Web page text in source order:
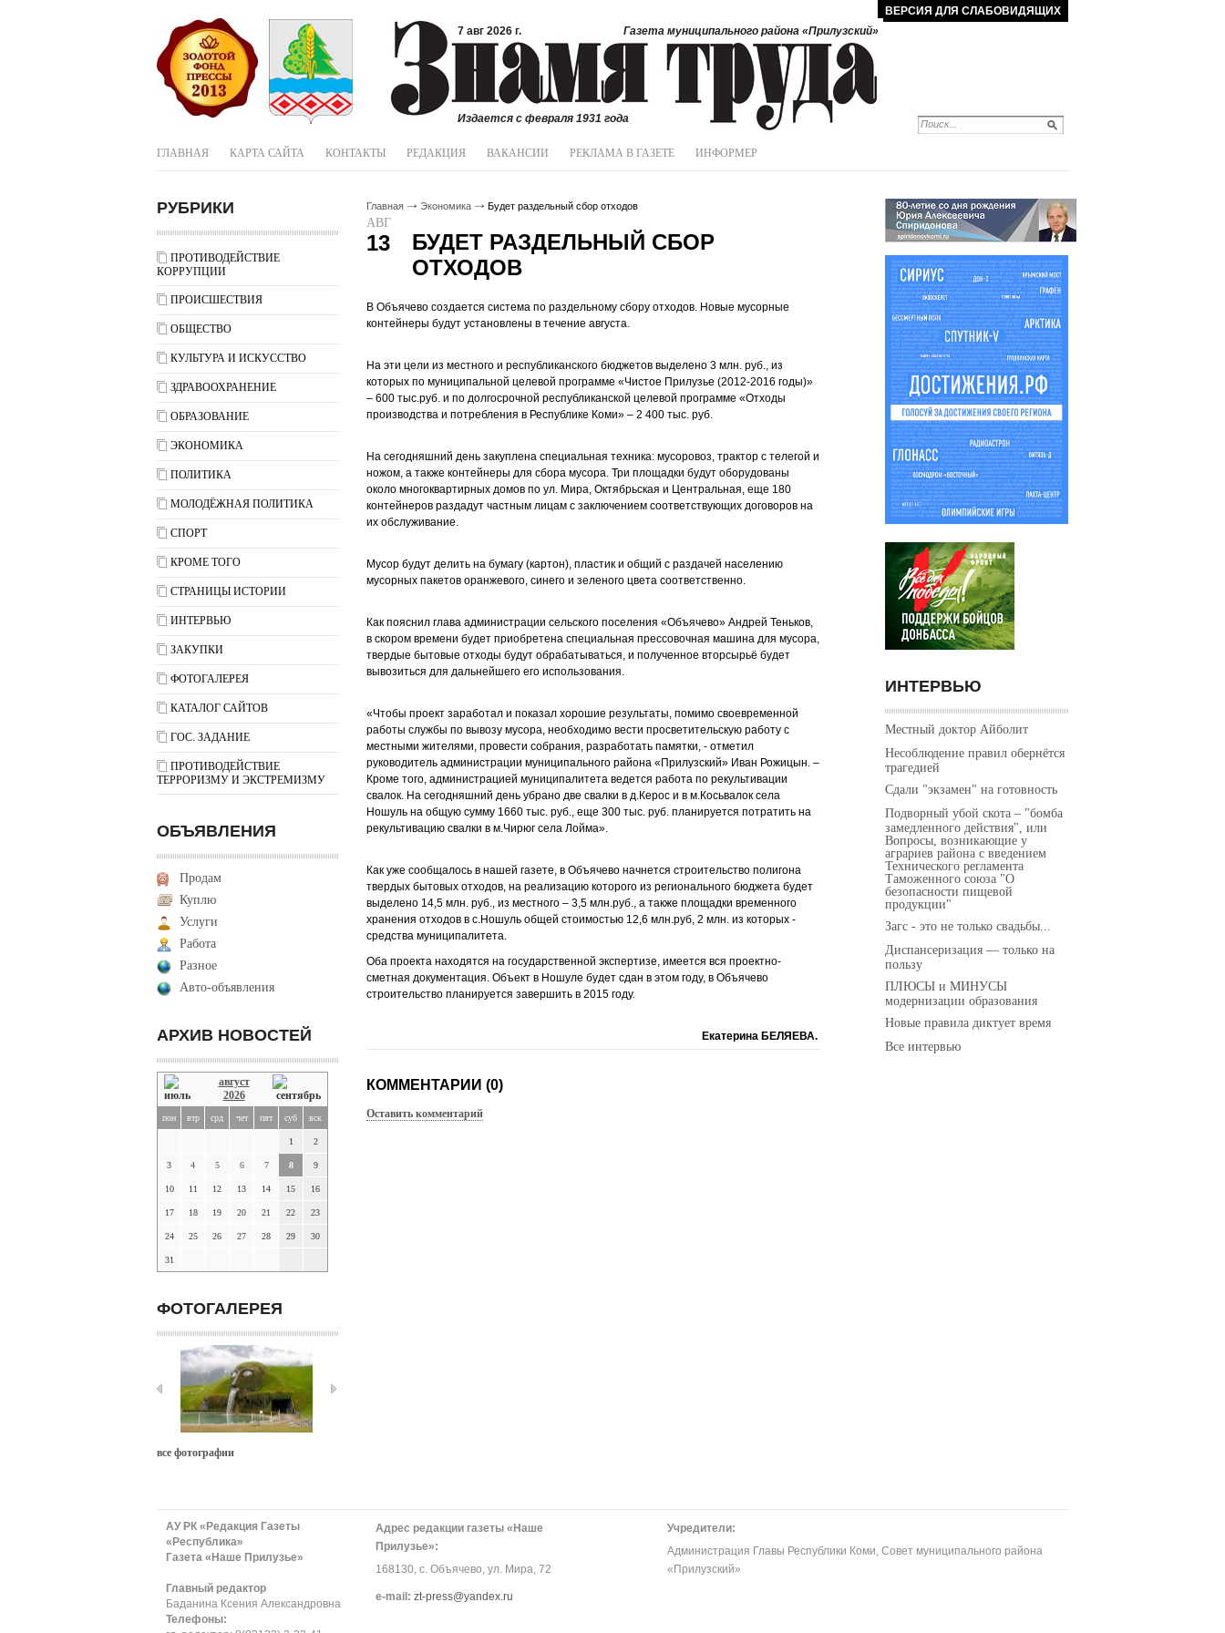
ВЕРСИЯ ДЛЯ СЛАБОВИДЯЩИХ
7 авг 2026 г.
Газета муниципального района «Прилузский»
Издается с февраля 1931 года
ГЛАВНАЯ КАРТА САЙТА КОНТАКТЫ РЕДАКЦИЯ ВАКАНСИИ РЕКЛАМА В ГАЗЕТЕ ИНФОРМЕР
РУБРИКИ
ПРОТИВОДЕЙСТВИЕ
КОРРУПЦИИ
ПРОИСШЕСТВИЯ
ОБЩЕСТВО
КУЛЬТУРА И ИСКУССТВО
ЗДРАВООХРАНЕНИЕ
ОБРАЗОВАНИЕ
ЭКОНОМИКА
ПОЛИТИКА
МОЛОДЁЖНАЯ ПОЛИТИКА
СПОРТ
КРОМЕ ТОГО
СТРАНИЦЫ ИСТОРИИ
ИНТЕРВЬЮ
ЗАКУПКИ
ФОТОГАЛЕРЕЯ
КАТАЛОГ САЙТОВ
ГОС. ЗАДАНИЕ
ПРОТИВОДЕЙСТВИЕ
ТЕРРОРИЗМУ И ЭКСТРЕМИЗМУ
ОБЪЯВЛЕНИЯ
Продам
Куплю
Услуги
Работа
Разное
Авто-объявления
АРХИВ НОВОСТЕЙ
август
2026
пон втр срд чет пят суб вск
1 2
3 4 5 6 7 8 9
10 11 12 13 14 15 16
17 18 19 20 21 22 23
24 25 26 27 28 29 30
31
ФОТОГАЛЕРЕЯ
все фотографии
Главная Экономика Будет раздельный сбор отходов
АВГ
13
БУДЕТ РАЗДЕЛЬНЫЙ СБОР
ОТХОДОВ
В Объячево создается система по раздельному сбору отходов. Новые мусорные
контейнеры будут установлены в течение августа.
На эти цели из местного и республиканского бюджетов выделено 3 млн. руб., из
которых по муниципальной целевой программе «Чистое Прилузье (2012-2016 годы)»
– 600 тыс.руб. и по долгосрочной республиканской целевой программе «Отходы
производства и потребления в Республике Коми» – 2 400 тыс. руб.
На сегодняшний день закуплена специальная техника: мусоровоз, трактор с телегой и
ножом, а также контейнеры для сбора мусора. Три площадки будут оборудованы
около многоквартирных домов по ул. Мира, Октябрьская и Центральная, еще 180
контейнеров раздадут частным лицам с заключением соответствующих договоров на
их обслуживание.
Мусор будут делить на бумагу (картон), пластик и общий с раздачей населению
мусорных пакетов оранжевого, синего и зеленого цвета соответственно.
Как пояснил глава администрации сельского поселения «Объячево» Андрей Теньков,
в скором времени будет приобретена специальная прессовочная машина для мусора,
твердые бытовые отходы будут обрабатываться, и полученное вторсырьё будет
вывозиться для дальнейшего его использования.
«Чтобы проект заработал и показал хорошие результаты, помимо своевременной
работы службы по вывозу мусора, необходимо вести просветительскую работу с
местными жителями, провести собрания, разработать памятки, - отметил
руководитель администрации муниципального района «Прилузский» Иван Рожицын. –
Кроме того, администрацией муниципалитета ведется работа по рекультивации
свалок. На сегодняшний день убрано две свалки в д.Керос и в м.Косьвалок села
Ношуль на общую сумму 1660 тыс. руб., еще 300 тыс. руб. планируется потратить на
рекультивацию свалки в м.Чирюг села Лойма».
Как уже сообщалось в нашей газете, в Объячево начнется строительство полигона
твердых бытовых отходов, на реализацию которого из регионального бюджета будет
выделено 14,5 млн. руб., из местного – 3,5 млн.руб., а также площадки временного
хранения отходов в с.Ношуль общей стоимостью 12,6 млн.руб, 2 млн. из которых -
средства муниципалитета.
Оба проекта находятся на государственной экспертизе, имеется вся проектно-
сметная документация. Объект в Ношуле будет сдан в этом году, в Объячево
строительство планируется завершить в 2015 году.
Екатерина БЕЛЯЕВА.
КОММЕНТАРИИ (0)
Оставить комментарий
ИНТЕРВЬЮ
Местный доктор Айболит
Несоблюдение правил обернётся
трагедией
Сдали "экзамен" на готовность
Подворный убой скота – "бомба
замедленного действия", или
Вопросы, возникающие у
аграриев района с введением
Технического регламента
Таможенного союза "О
безопасности пищевой
продукции"
Загс - это не только свадьбы...
Диспансеризация — только на
пользу
ПЛЮСЫ и МИНУСЫ
модернизации образования
Новые правила диктует время
Все интервью
АУ РК «Редакция Газеты
«Республика»
Газета «Наше Прилузье»
Главный редактор
Баданина Ксения Александровна
Телефоны:
Адрес редакции газеты «Наше
Прилузье»:
168130, с. Объячево, ул. Мира, 72
е-mail: zt-press@yandex.ru
Учредители:
Администрация Главы Республики Коми, Совет муниципального района
«Прилузский»